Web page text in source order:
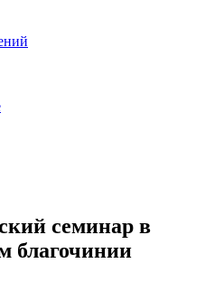
семинар в
благочинии